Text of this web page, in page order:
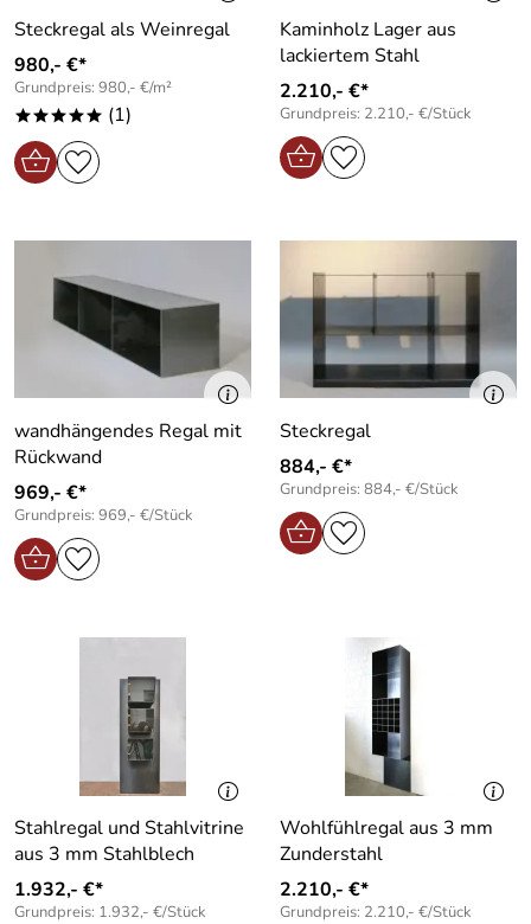
Steckregal als Weinregal
980,- €*
Grundpreis: 980,- €/m²
***** (1)
Kaminholz Lager aus
lackiertem Stahl
2.210,- €*
Grundpreis: 2.210,- €/Stück
wandhängendes Regal mit
Rückwand
969,- €*
Grundpreis: 969,- €/Stück
Steckregal
884,- €*
Grundpreis: 884,- €/Stück
Stahlregal und Stahlvitrine
aus 3 mm Stahlblech
1.932,- €*
Grundpreis: 1.932,- €/Stück
Wohlfühlregal aus 3 mm
Zunderstahl
2.210,- €*
Grundpreis: 2.210,- €/Stück